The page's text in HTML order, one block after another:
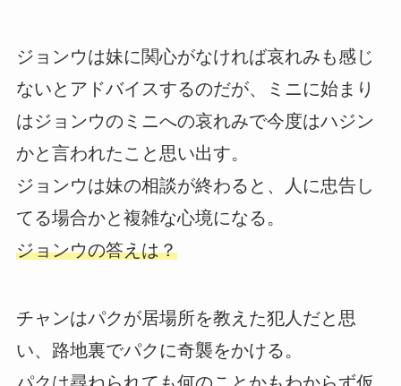
ジョンウは妹に関心がなければ哀れみも感じ
ないとアドバイスするのだが、ミニに始まり
はジョンウのミニへの哀れみで今度はハジン
かと言われたこと思い出す。
ジョンウは妹の相談が終わると、人に忠告し
てる場合かと複雑な心境になる。
ジョンウの答えは？
チャンはパクが居場所を教えた犯人だと思
い、路地裏でパクに奇襲をかける。